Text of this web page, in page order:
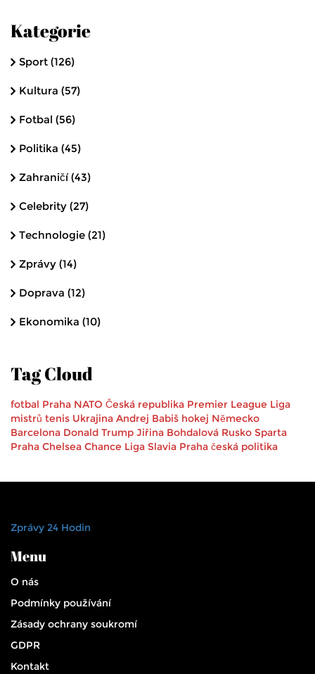
Kategorie
Sport (126)
Kultura (57)
Fotbal (56)
Politika (45)
Zahraničí(43)
Celebrity (27)
Technologie (21)
Zprávy (14)
Doprava (12)
Ekonomika (10)
Tag Cloud
fotbal Praha NATO Česká republika Premier League Liga
mistrů tenis Ukrajina Andrej Babiš hokej Německo
Barcelona Donald Trump Jiřina Bohdalová Rusko Sparta
Praha Chelsea Chance Liga Slavia Praha česká politika
Zprávy 24 Hodin
Menu
O nás
Podmínky používání
Zásady ochrany soukromí
GDPR
Kontakt